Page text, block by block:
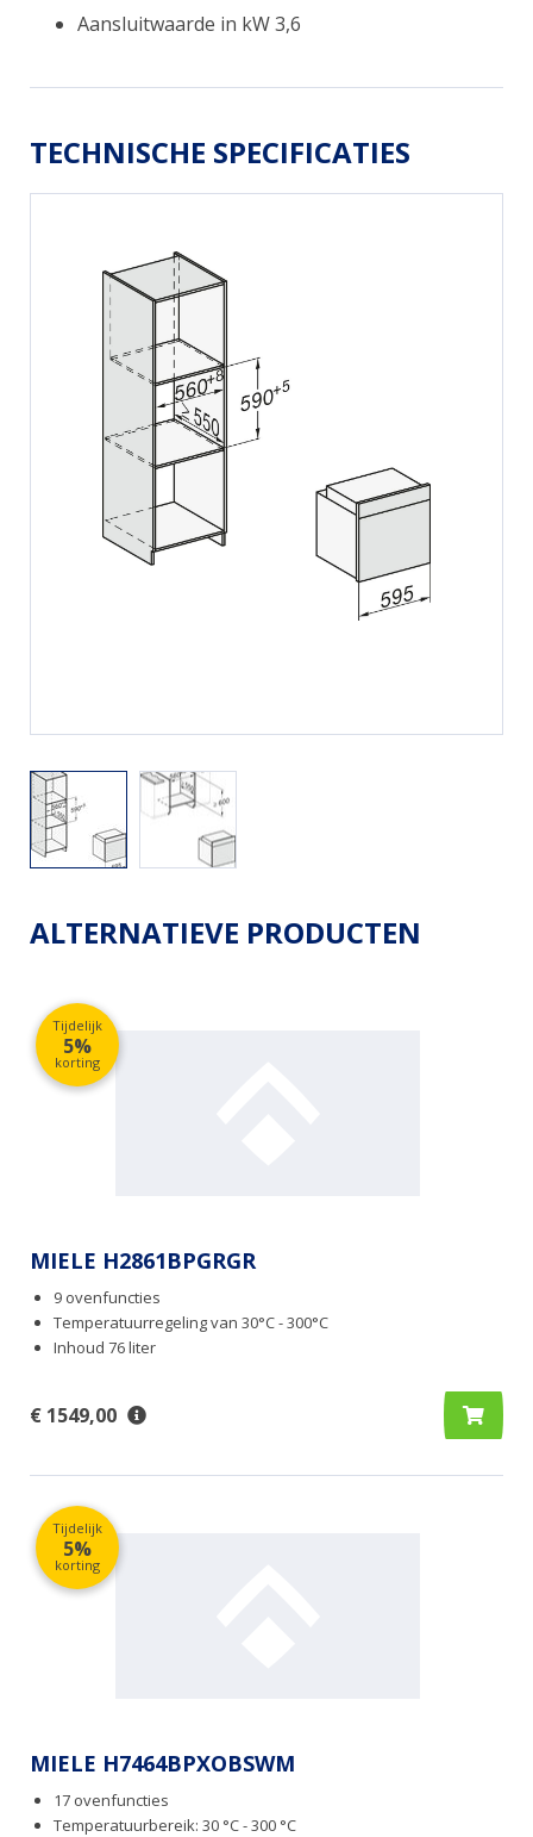
Aansluitwaarde in kW 3,6
TECHNISCHE SPECIFICATIES
ALTERNATIEVE PRODUCTEN
Tijdelijk
5%
korting
MIELE H2861BPGRGR
9 ovenfuncties
Temperatuurregeling van 30°C - 300°C
Inhoud 76 liter
€ 1549,00
Tijdelijk
5%
korting
MIELE H7464BPXOBSWM
17 ovenfuncties
Temperatuurbereik: 30 °C - 300 °C